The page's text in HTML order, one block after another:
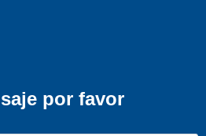
por favor